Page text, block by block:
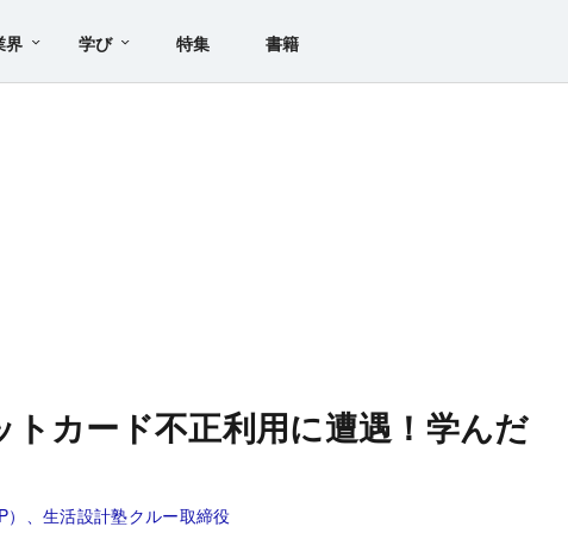
界 学び 特集 書籍
カード不正利用に遭遇！学んだ
、生活設計塾クルー取締役